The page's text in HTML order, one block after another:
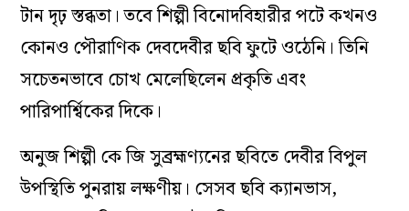
টান দৃঢ় স্তব্ধতা।তবে শিল্পী বিনোদবিহারীর পটে কখনও
কোনও পৌরাণিক দেবদেবীর ছবি ফুটে ওঠেনি।তিনি
সচেতনভাবে চোখ মেলেছিলেন প্রকৃতি এবং
পারিপার্শ্বিকের দিকে।
অনুজ শিল্পী কে জি সুব্রহ্মণ্যনের ছবিতে দেবীর বিপুল
উপস্থিতি পুনরায় লক্ষণীয়। সেসব ছবি ক্যানভাস,